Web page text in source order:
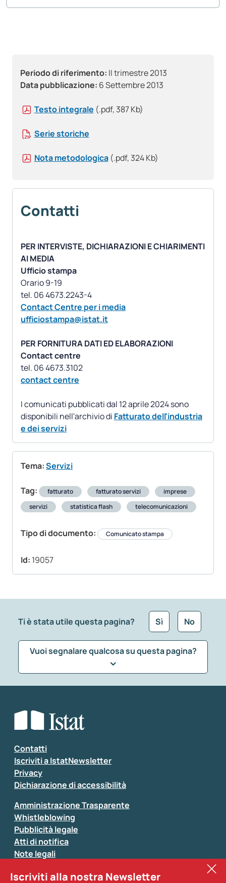
Periodo di riferimento: II trimestre 2013
Data pubblicazione: 6 Settembre 2013
Testo integrale (.pdf, 387 Kb)
Serie storiche
Nota metodologica (.pdf, 324 Kb)
Contatti
PER INTERVISTE, DICHIARAZIONI E CHIARIMENTI
AI MEDIA
Ufficio stampa
Orario 9-19
Contact Centre per i media
ufficiostampa@istat.it
PER FORNITURA DATI ED ELABORAZIONI
Contact centre
contact centre
I comunicati pubblicati dal 12 aprile 2024 sono
disponibili nell'archivio di Fatturato dell'industria
e dei servizi
Tema:Servizi
Tag: fatturato fatturato servizi
imprese
servizi
statistica flash telecomunicazioni
Tipo di documento: Comunicato stampa
Id: 19057
Ti è stata utile questa pagina? Sì No
Vuoi segnalare qualcosa su questa pagina?
Seleziona la tipologia della segnalazione
Inserisci il tuo commento
Contatti
Iscriviti a IstatNewsletter
Privacy
Dichiarazione di accessibilità
Amministrazione Trasparente
Whistleblowing
Pubblicità legale
Atti di notifica
Note legali
Sistan
Iscriviti alla nostra Newsletter